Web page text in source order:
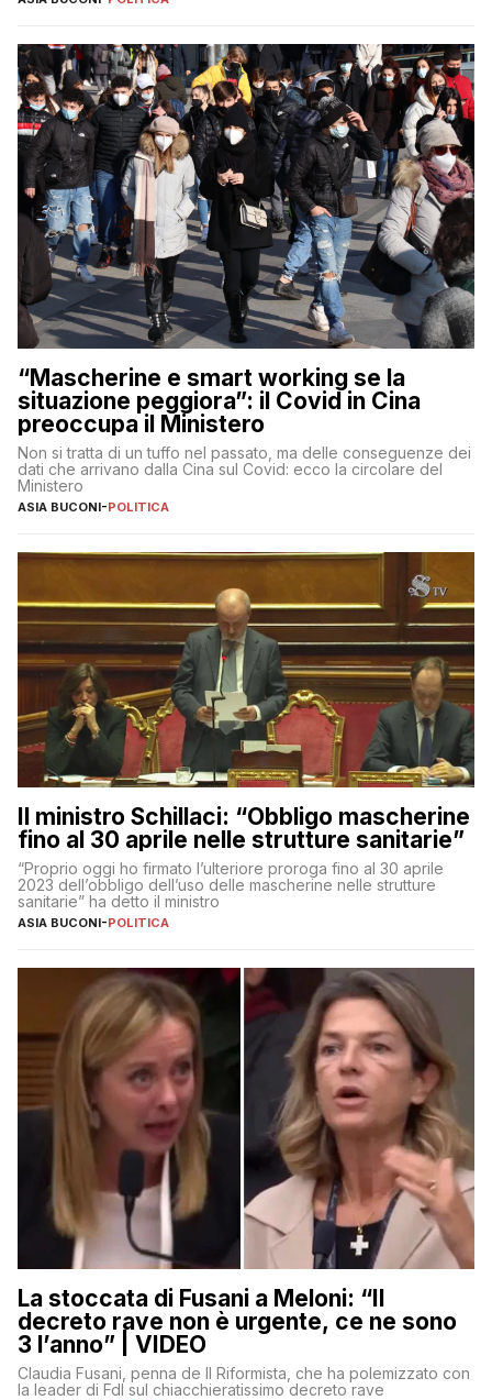
“Mascherine e smart working se la
situazione peggiora”: il Covid in Cina
preoccupa il Ministero
Non si tratta di un tuffo nel passato, ma delle conseguenze dei
dati che arrivano dalla Cina sul Covid: ecco la circolare del
Ministero
ASIA BUCONI-POLITICA
Il ministro Schillaci: “Obbligo mascherine
fino al 30 aprile nelle strutture sanitarie”
“Proprio oggi ho firmato l’ulteriore proroga fino al 30 aprile
2023 dell’obbligo dell’uso delle mascherine nelle strutture
sanitarie” ha detto il ministro
ASIA BUCONI-POLITICA
La stoccata di Fusani a Meloni: “Il
decreto rave non è urgente, ce ne sono
3 l’anno” | VIDEO
Claudia Fusani, penna de Il Riformista, che ha polemizzato con
la leader di FdI sul chiacchieratissimo decreto rave